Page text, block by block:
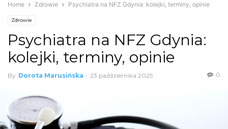
Home Zdrowie Psychiatra na NFZ Gdynia: kolejki, terminy, opinie
Zdrowie
Psychiatra na NFZ Gdynia:
kolejki, terminy, opinie
By Dorota Marusińska - 23 października 2025 0